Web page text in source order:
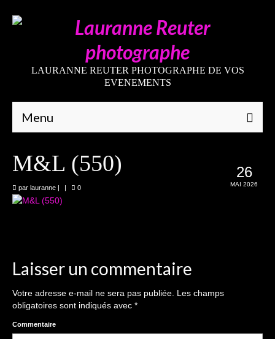
LAURANNE REUTER PHOTOGRAPHE DE VOS
EVENEMENTS
Menu
Mariages
The smash cake: 1 an / 2
Séance Noël
Enfants
26
MAI 2026
M&L (550)
par lauranne | | 0
Laisser un commentaire
Votre adresse e-mail ne sera pas publiée. Les champs
obligatoires sont indiqués avec *
Commentaire